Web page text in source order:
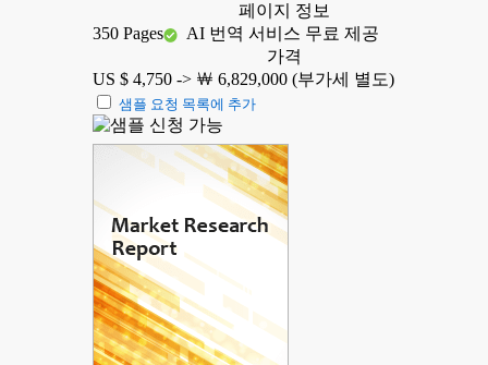
페이지 정보
350 Pages
AI 번역 서비스 무료 제공
가격
US $ 4,750 -> ￦ 6,829,000 (부가세 별도)
샘플 요청 목록에 추가